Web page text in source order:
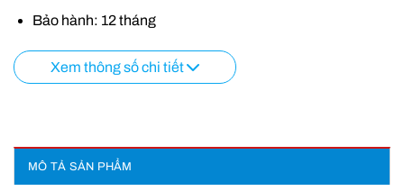
Bảo hành: 12 tháng
Xem thông số chi tiết
MÔ TẢ SẢN PHẨM